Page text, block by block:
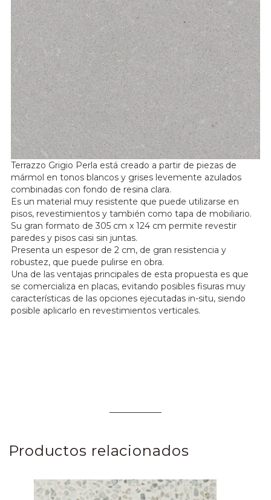
Terrazzo Grigio Perla está creado a partir de piezas de
mármol en tonos blancos y grises levemente azulados
combinadas con fondo de resina clara.
Es un material muy resistente que puede utilizarse en
pisos, revestimientos y también como tapa de mobiliario.
Su gran formato de 305 cm x 124 cm permite revestir
paredes y pisos casi sin juntas.
Presenta un espesor de 2 cm, de gran resistencia y
robustez, que puede pulirse en obra.
Una de las ventajas principales de esta propuesta es que
se comercializa en placas, evitando posibles fisuras muy
características de las opciones ejecutadas in-situ, siendo
posible aplicarlo en revestimientos verticales.
Productos relacionados